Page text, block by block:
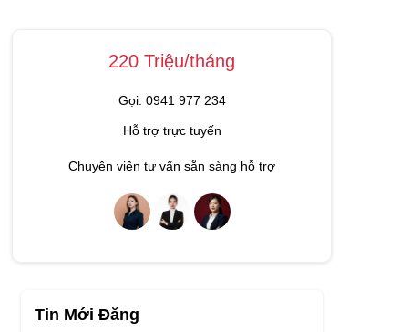
220 Triệu/tháng
Gọi: 0941 977 234
Hỗ trợ trực tuyến
Chuyên viên tư vấn sẵn sàng hỗ trợ
Tin Mới Đăng